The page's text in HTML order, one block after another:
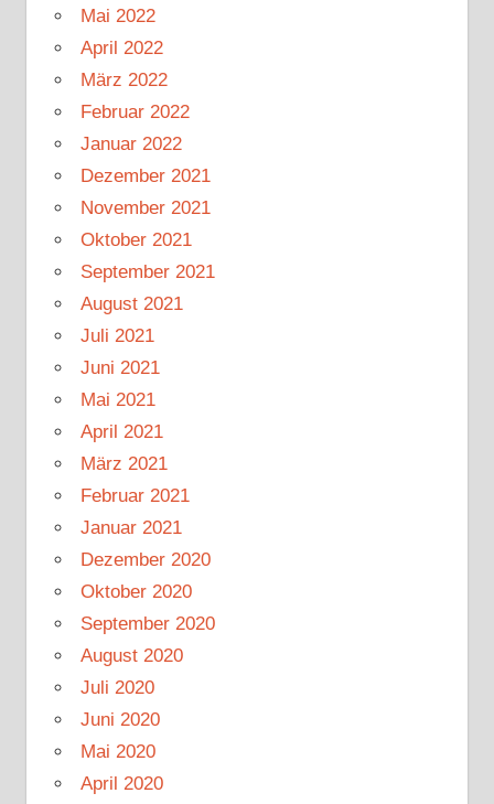
Mai 2022
April 2022
März 2022
Februar 2022
Januar 2022
Dezember 2021
November 2021
Oktober 2021
September 2021
August 2021
Juli 2021
Juni 2021
Mai 2021
April 2021
März 2021
Februar 2021
Januar 2021
Dezember 2020
Oktober 2020
September 2020
August 2020
Juli 2020
Juni 2020
Mai 2020
April 2020